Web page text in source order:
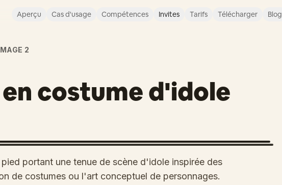
Aperçu Cas d'usage Compétences Invites Tarifs Télécharger Blog
2
costume d'idole
portant une tenue de scène d'idole inspirée des
de costumes ou l'art conceptuel de personnages.